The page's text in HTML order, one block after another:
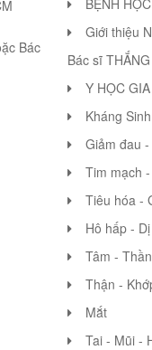
Bác
Giới thiệu
Bác sĩ THẮNG
Y HỌC
Kháng Sinh
Giảm đau
Tim mạch
Tiêu hóa -
Hô hấp -
Tâm -
Thận -
Mắt
Tai - Mũi -